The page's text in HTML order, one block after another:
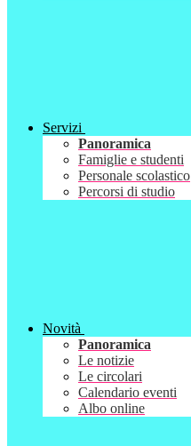
Servizi
Panoramica
Famiglie e studenti
Personale scolastico
Percorsi di studio
Novità
Panoramica
Le notizie
Le circolari
Calendario eventi
Albo online